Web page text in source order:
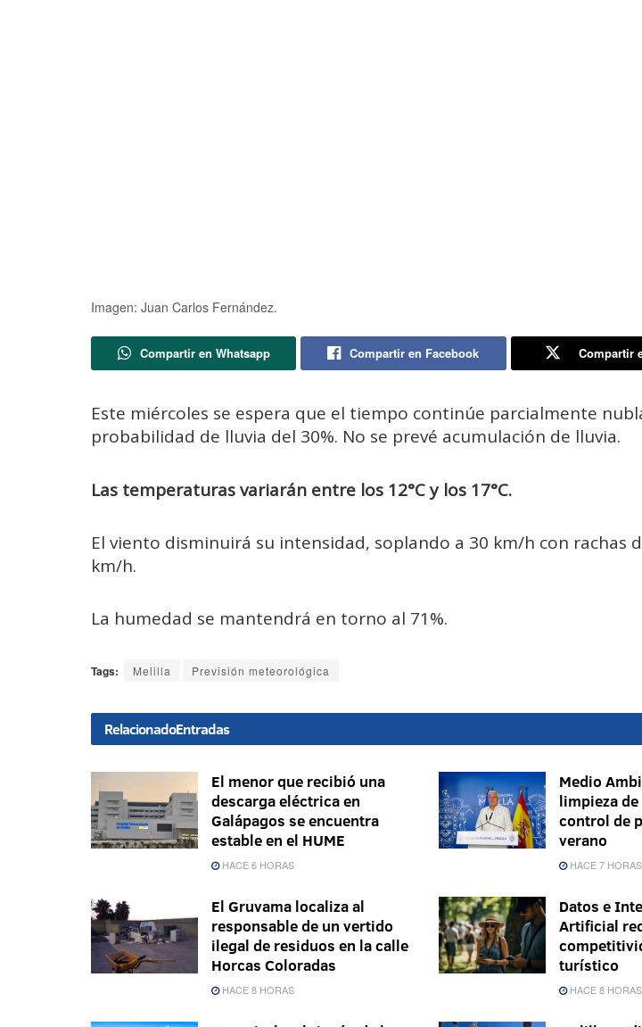
Imagen: Juan Carlos Fernández.
Compartir en Whatsapp Compartir en Facebook Compartir
Este miércoles se espera que el tiempo continúe parcialmente
probabilidad de lluvia del 30%. No se prevé acumulación de lluvia.
Las temperaturas variarán entre los 12°C y los 17°C.
El viento disminuirá su intensidad, soplando a 30 km/h con rachas
km/h.
La humedad se mantendrá en torno al 71%.
Tags: Melilla Previsión meteorológica
RelacionadoEntradas
El menor que recibió una
descarga eléctrica en
Galápagos se encuentra
estable en el HUME
HACE 6 HORAS
Medio
limpieza
control de
verano
HACE 7 HORAS
El Gruvama localiza al
responsable de un vertido
ilegal de residuos en la calle
Horcas Coloradas
HACE 8 HORAS
Datos e
Artificial
turístico
HACE 8 HORAS